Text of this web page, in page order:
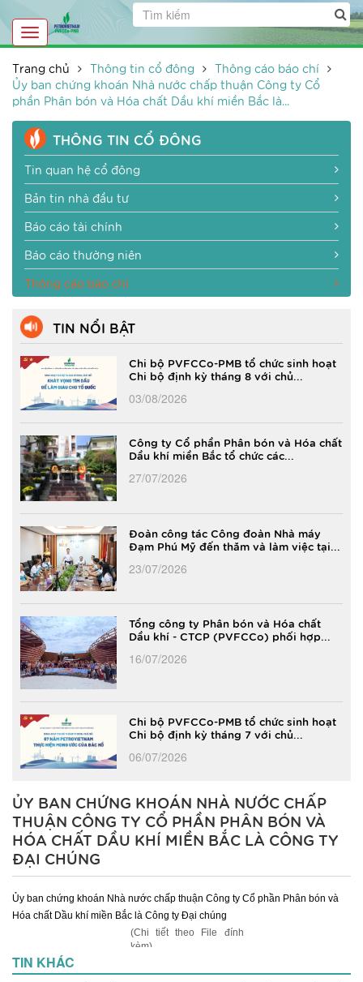
Toggle
navigation
Trang chủ
Thông tin cổ đông
Thông cáo báo chí
Ủy ban chứng khoán Nhà nước chấp thuận Công ty Cổ
phần Phân bón và Hóa chất Dầu khí miền Bắc là...
THÔNG TIN CỔ ĐÔNG
Tin quan hệ cổ đông
Bản tin nhà đầu tư
Báo cáo tài chính
Báo cáo thường niên
Thông cáo báo chí
TIN NỔI BẬT
Chi bộ PVFCCo-PMB tổ chức sinh hoạt
Chi bộ định kỳ tháng 8 với chủ...
03/08/2026
Công ty Cổ phần Phân bón và Hóa chất
Dầu khí miền Bắc tổ chức các...
27/07/2026
Đoàn công tác Công đoàn Nhà máy
Đạm Phú Mỹ đến thăm và làm việc tại...
23/07/2026
Tổng công ty Phân bón và Hóa chất
Dầu khí - CTCP (PVFCCo) phối hợp...
16/07/2026
Chi bộ PVFCCo-PMB tổ chức sinh hoạt
Chi bộ định kỳ tháng 7 với chủ...
06/07/2026
ỦY BAN CHỨNG KHOÁN NHÀ NƯỚC CHẤP
THUẬN CÔNG TY CỔ PHẦN PHÂN BÓN VÀ
HÓA CHẤT DẦU KHÍ MIỀN BẮC LÀ CÔNG TY
ĐẠI CHÚNG
Ủy ban chứng khoán Nhà nước chấp thuận Công ty Cổ phần Phân bón và
Hóa chất Dầu khí miền Bắc là Công ty Đại chúng
(Chi tiết theo File đính
kèm)
TIN KHÁC